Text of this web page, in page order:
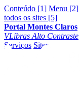
Conteúdo [1] Menu [2]
todos os sites [5]
Portal Montes Claros
VLibras Alto Contraste
Serviços Sites